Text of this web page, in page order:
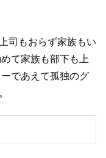
司もおらず家族もい
て家族も部下も上
であえて孤独のグ